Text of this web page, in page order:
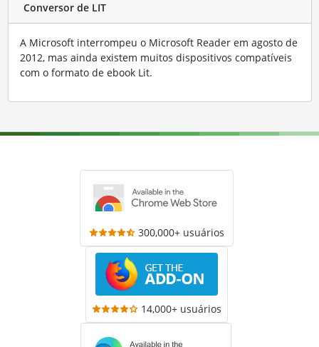
Conversor de LIT
A Microsoft interrompeu o Microsoft Reader em agosto de
2012, mas ainda existem muitos dispositivos compatíveis
com o formato de ebook Lit.
300,000+ usuários
14,000+ usuários